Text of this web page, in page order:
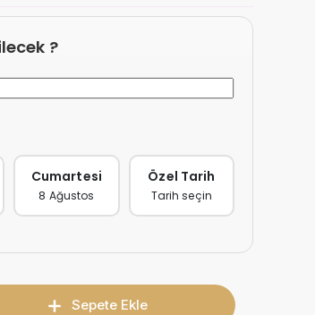
?
Cumartesi
8 Ağustos
Özel Tarih
Tarih seçin
Sepete Ekle